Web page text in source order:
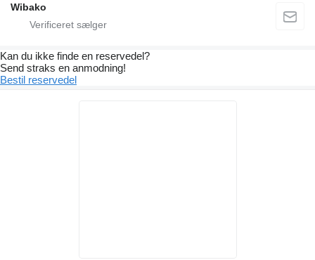
Wibako
Kan du ikke finde en reservedel?
Send straks en anmodning!
Bestil reservedel